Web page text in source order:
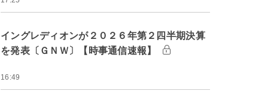
イングレディオンが２０２６年第２四半期決算
を発表〔ＧＮＷ〕【時事通信速報】
16:49